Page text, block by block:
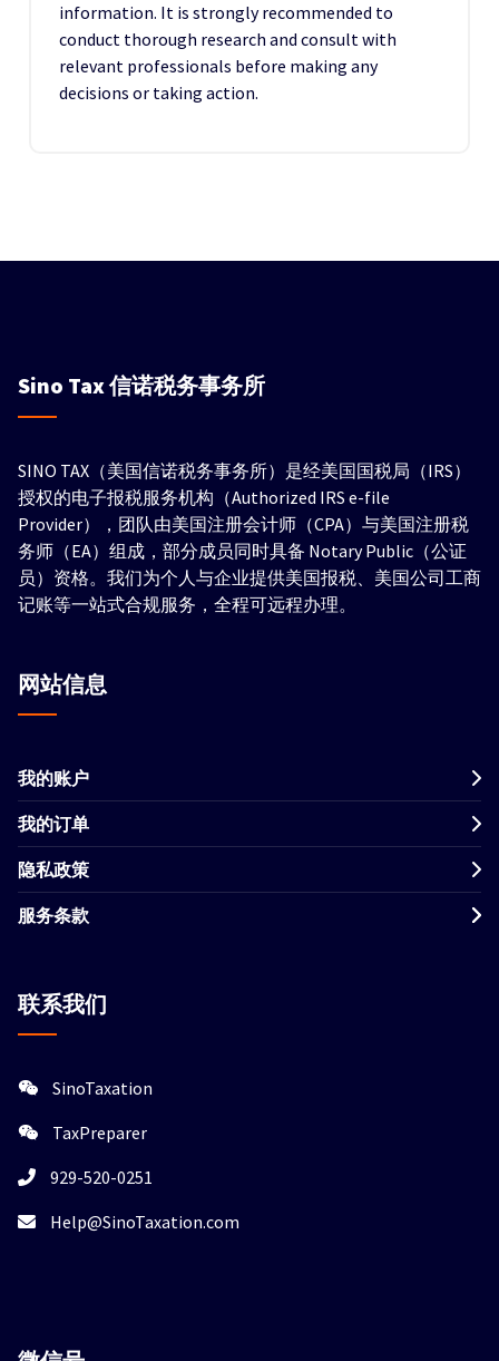
information. It is strongly recommended to
conduct thorough research and consult with
relevant professionals before making any
decisions or taking action.
Sino Tax信诺税务事务所
SINO TAX（美国信诺税务事务所）是经美国国税局（IRS）
授权的电子报税服务机构（Authorized IRS e-file
Provider），团队由美国注册会计师（CPA）与美国注册税
务师（EA）组成，部分成员同时具备 Notary Public（公证
员）资格。我们为个人与企业提供美国报税、美国公司工商
记账等一站式合规服务，全程可远程办理。
网站信息
我的账户
我的订单
隐私政策
服务条款
联系我们
SinoTaxation
TaxPreparer
929-520-0251
Help@SinoTaxation.com